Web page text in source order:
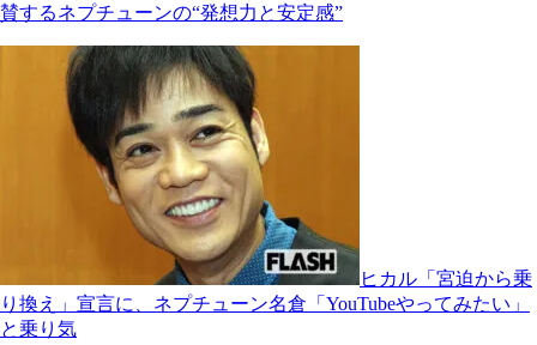
賛するネプチューンの“発想力と安定感”
ヒカル「宮迫から乗
り換え」宣言に、ネプチューン名倉「YouTubeやってみたい」
と乗り気